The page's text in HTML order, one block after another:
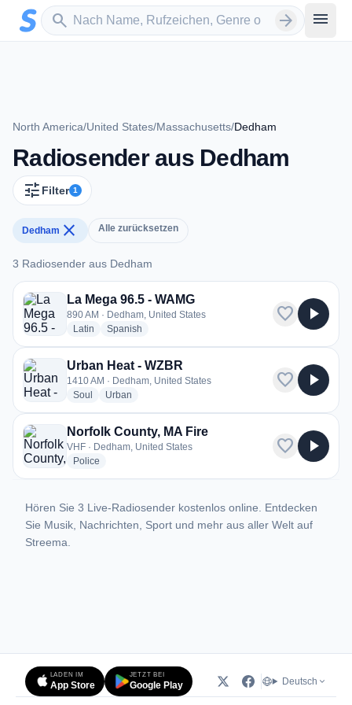
Zum Hauptinhalt springen
search
Sender suchen arrow_forward menu
North America/United States/Massachusetts/Dedham
Radiosender aus Dedham
tune Filter 1
Dedham close Alle zurücksetzen
3 Radiosender aus Dedham
3 Radiosender aus Dedham
La Mega 96.5 - WAMG
890 AM · Dedham, United States
Latin radio stations
Spanish
favorite play_arrow
Urban Heat - WZBR
1410 AM · Dedham, United States
Soul
radio stations
Urban
favorite play_arrow
Norfolk County, MA Fire
VHF · Dedham, United States
Police
favorite play_arrow
Hören Sie 3 Live-Radiosender kostenlos online. Entdecken
Sie Musik, Nachrichten, Sport und mehr aus aller Welt auf
Streema.
LADEN IM
App Store
JETZT BEI
Google Play Deutsch